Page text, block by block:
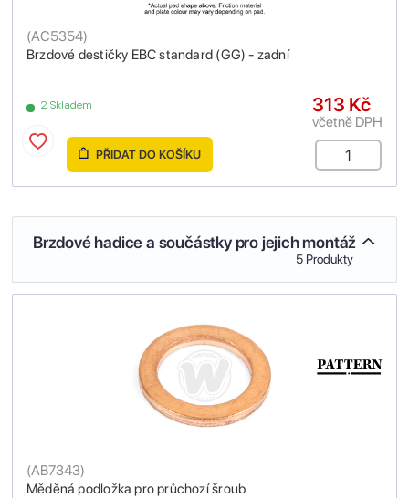
Brzdové destičky EBC standard (GG) - zadní
(AC5354)
2 Skladem 313 Kč
včetně DPH
PŘIDAT DO KOŠÍKU
Brzdové hadice a součástky pro jejich montáž
5 Produkty
Měděná podložka pro průchozí šroub
(AB7343)